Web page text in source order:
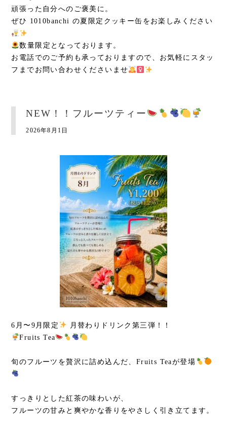
頑張った自分へのご褒美に。
ぜひ 1010banchi の夏限定クッキー缶をお楽しみください
数量限定となっております。
お電話でのご予約も承っておりますので、お気軽にスタッ
フまでお問い合わせくださいませ
NEW！！フルーツティー
2026年8月1日
6月〜9月限定
月替わりドリンク第三弾！！
Fruits Tea
旬のフルーツを贅沢に詰め込んだ、Fruits Teaが登場
すっきりとした紅茶の味わいが、
フルーツの甘みと爽やかな香りをやさしく引き立てます。